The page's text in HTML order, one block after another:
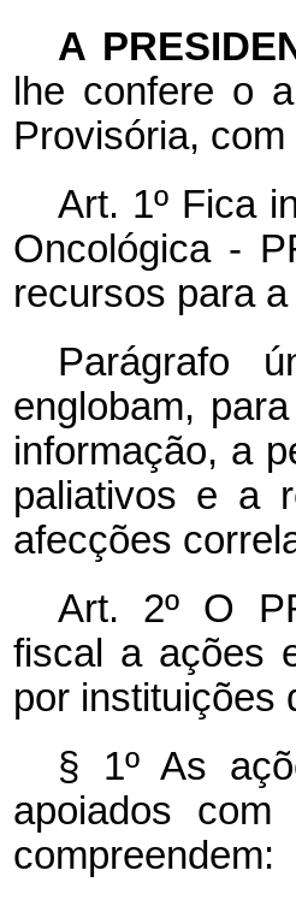
A
lhe confere o
Provisória,
Art. 1º Fica
Oncológica -
recursos para
Parágrafo
englobam,
informação, a
paliativos e a
afecções
Art. 2º O
fiscal a ações
por instituições
§ 1º As
apoiados
compreendem: